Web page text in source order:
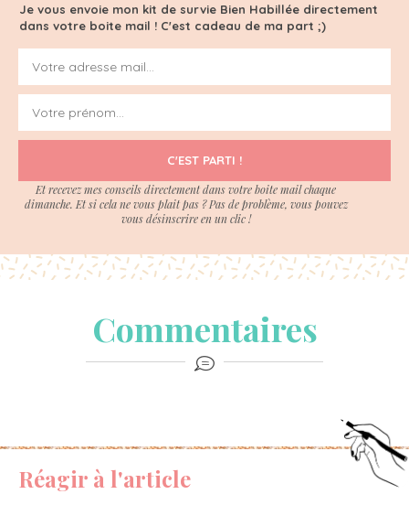
Je vous envoie mon kit de survie Bien Habillée directement
dans votre boite mail ! C'est cadeau de ma part ;)
C'EST PARTI !
Et recevez mes conseils directement dans votre boite mail chaque
dimanche. Et si cela ne vous plait pas ? Pas de problème, vous pouvez
vous désinscrire en un clic !
Commentaires
Réagir à l'article